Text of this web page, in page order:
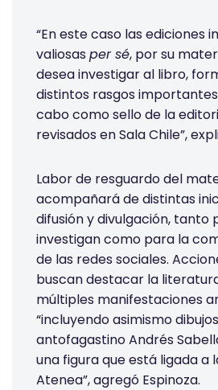
“En este caso las ediciones
valiosas per sé, por su
desea investigar al libro,
distintos rasgos
cabo como sello de la
revisados en Sala Chile”,
Labor de resguardo del
acompañará de distintas
difusión y divulgación, tanto
investigan como para la
de las redes sociales.
buscan destacar la
múltiples manifestaciones
“incluyendo asimismo
antofagastino Andrés
una figura que está ligada a
Atenea”, agregó Espinoza.